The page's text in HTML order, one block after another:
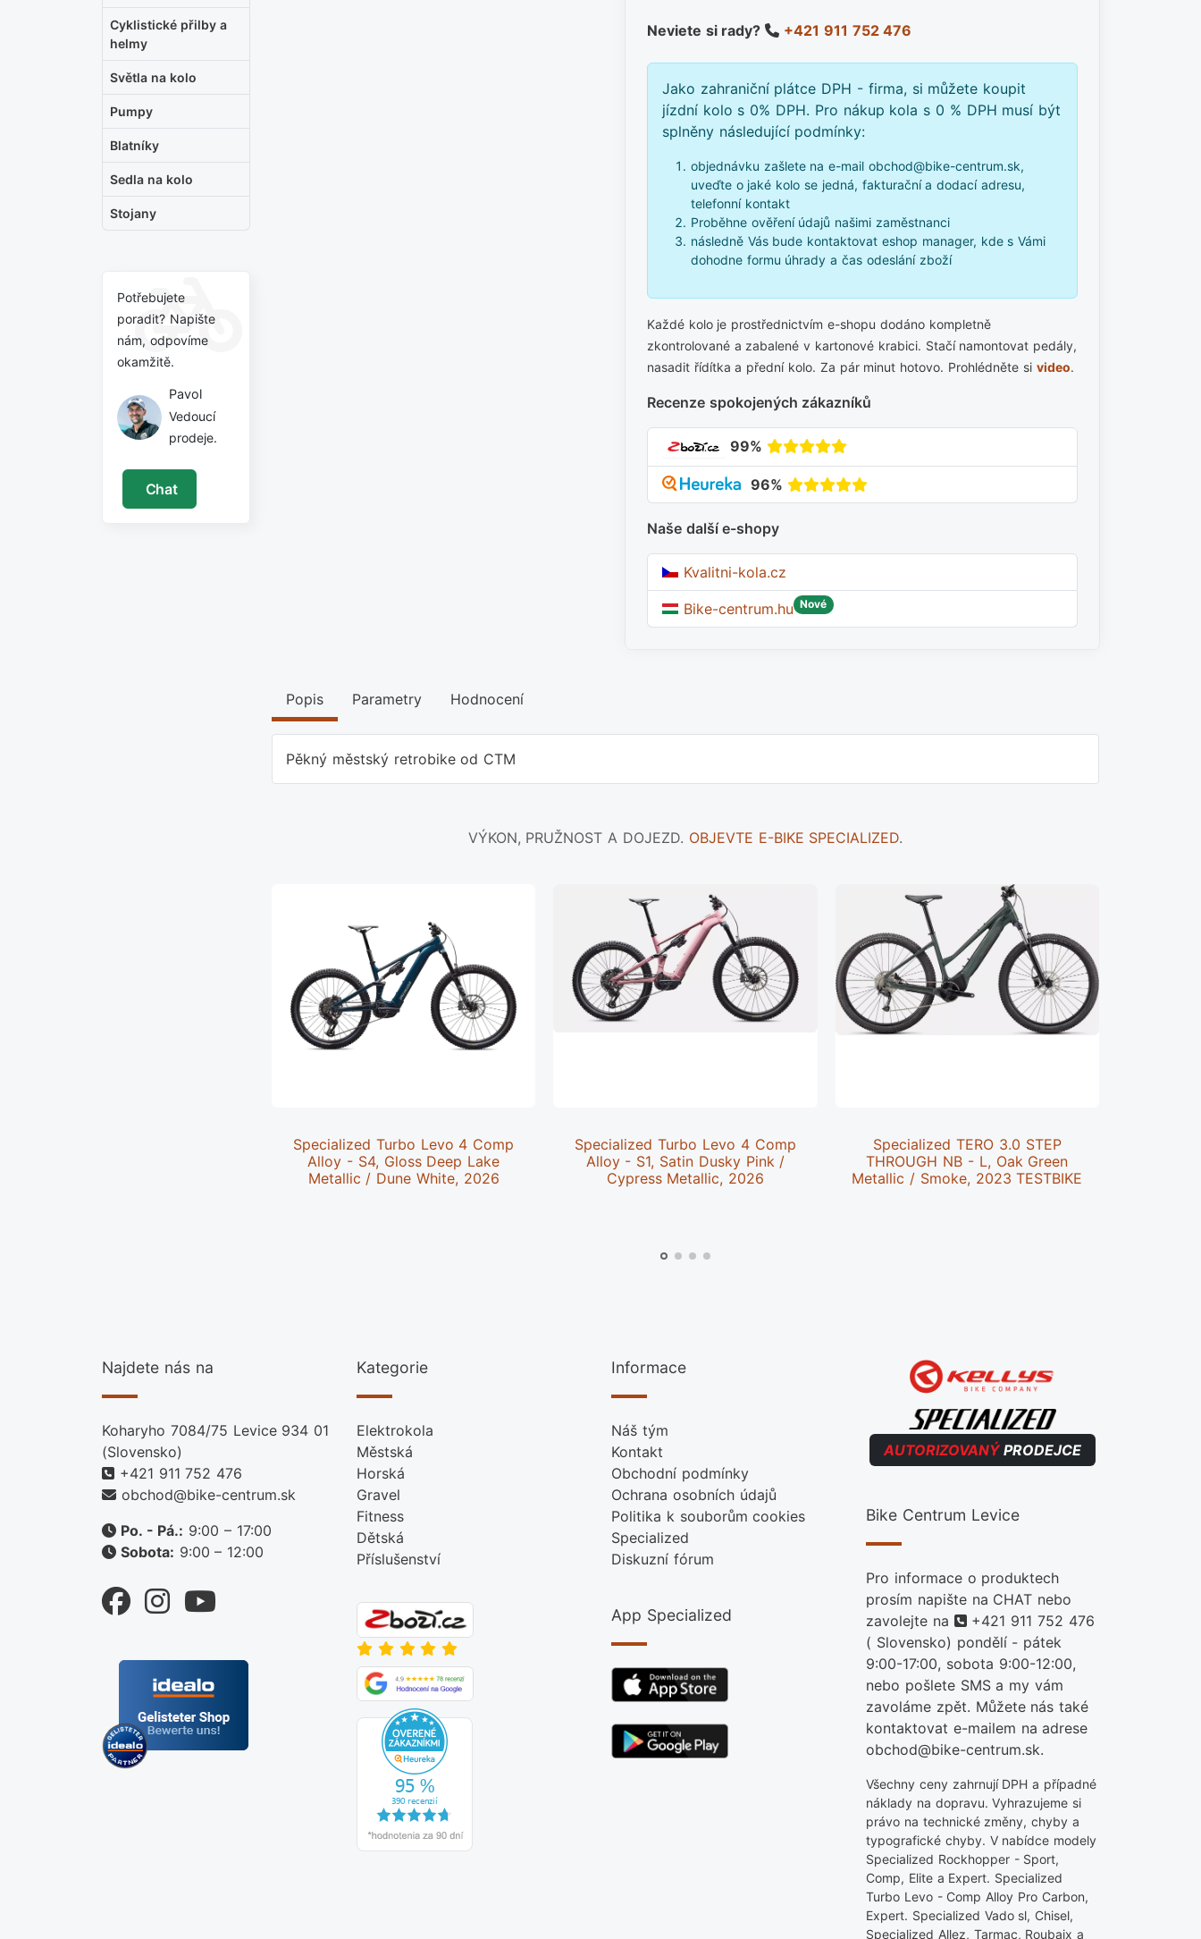
Cyklistické přilby a
helmy
Světla na kolo
Pumpy
Blatníky
Sedla na kolo
Stojany
Potřebujete
poradit? Napište
nám, odpovíme
okamžitě.
Pavol
Vedoucí
prodeje.
Chat
Neviete si rady? +421 911 752 476
Jako zahraniční plátce DPH - firma, si můžete koupit
jízdní kolo s 0% DPH. Pro nákup kola s 0 % DPH musí být
splněny následující podmínky:
objednávku zašlete na e-mail obchod@bike-centrum.sk,
uveďte o jaké kolo se jedná, fakturační a dodací adresu,
telefonní kontakt
Proběhne ověření údajů našimi zaměstnanci
následně Vás bude kontaktovat eshop manager, kde s Vámi
dohodne formu úhrady a čas odeslání zboží
Každé kolo je prostřednictvím e-shopu dodáno kompletně
zkontrolované a zabalené v kartonové krabici. Stačí namontovat pedály,
nasadit řídítka a přední kolo. Za pár minut hotovo. Prohlédněte si video.
Recenze spokojených zákazníků
99%
96%
Naše další e-shopy
Kvalitni-kola.cz
Bike-centrum.hu Nové
Popis Parametry Hodnocení
Pěkný městský retrobike od CTM
VÝKON, PRUŽNOST A DOJEZD. OBJEVTE E-BIKE SPECIALIZED.
Specialized Turbo Levo 4 Comp
Alloy - S4, Gloss Deep Lake
Metallic / Dune White, 2026
Specialized Turbo Levo 4 Comp
Alloy - S1, Satin Dusky Pink /
Cypress Metallic, 2026
Specialized TERO 3.0 STEP
THROUGH NB - L, Oak Green
Metallic / Smoke, 2023 TESTBIKE
Najdete nás na
Koharyho 7084/75 Levice 934 01
(Slovensko)
+421 911 752 476
obchod@bike-centrum.sk
Po. - Pá.: 9:00 – 17:00
Sobota: 9:00 – 12:00
Kategorie
Elektrokola
Městská
Horská
Gravel
Fitness
Dětská
Příslušenství
Informace
Náš tým
Kontakt
Obchodní podmínky
Ochrana osobních údajů
Politika k souborům cookies
Specialized
Diskuzní fórum
App Specialized
AUTORIZOVANÝPRODEJCE
Bike Centrum Levice
Pro informace o produktech
prosím napište na CHAT nebo
zavolejte na
telefon
+421 911 752 476
( Slovensko) pondělí - pátek
9:00-17:00, sobota 9:00-12:00,
nebo pošlete SMS a my vám
zavoláme zpět. Můžete nás také
kontaktovat e-mailem na adrese
obchod@bike-centrum.sk.
Všechny ceny zahrnují DPH a případné
náklady na dopravu. Vyhrazujeme si
právo na technické změny, chyby a
typografické chyby. V nabídce modely
Specialized Rockhopper - Sport,
Comp, Elite a Expert. Specialized
Turbo Levo - Comp Alloy Pro Carbon,
Expert. Specialized Vado sl, Chisel,
Specialized Allez, Tarmac, Roubaix a